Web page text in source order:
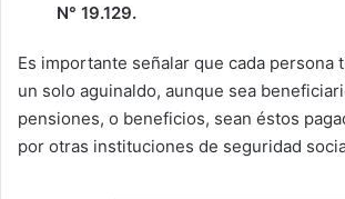
N° 19.129.
Es importante señalar que cada persona
un solo aguinaldo, aunque sea
pensiones, o beneficios, sean éstos
por otras instituciones de seguridad